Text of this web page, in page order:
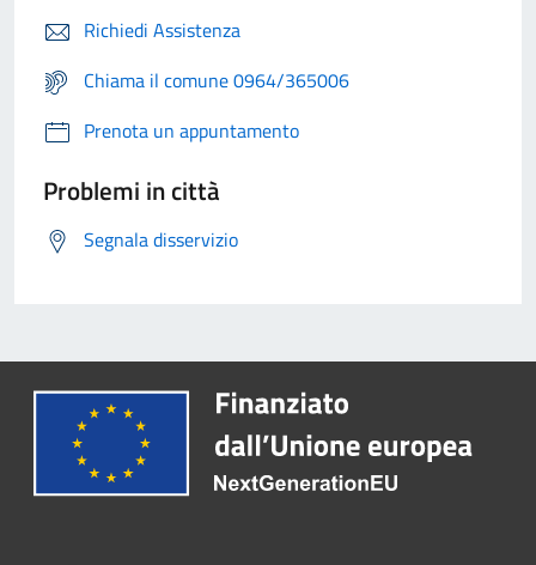
Richiedi Assistenza
Chiama il comune 0964/365006
Prenota un appuntamento
Problemi in città
Segnala disservizio